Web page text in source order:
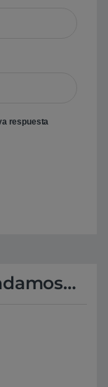
respuesta